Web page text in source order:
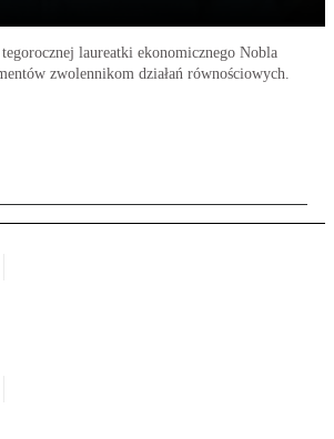
laureatki ekonomicznego Nobla
zwolennikom działań równościowych.